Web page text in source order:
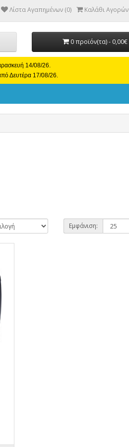
Λίστα Αγαπημένων (0) Καλάθι Αγορών
0 προϊόν(τα) - 0,00€
14/08/26.
Δευτέρα 17/08/26.
Εμφάνιση: